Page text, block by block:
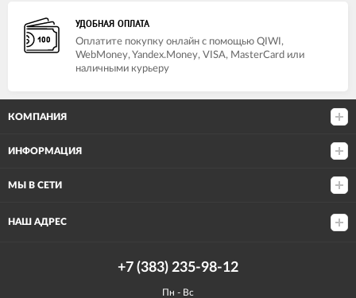
УДОБНАЯ ОПЛАТА
Оплатите покупку онлайн с помощью QIWI,
WebMoney, Yandex.Money, VISA, MasterCard или
наличными курьеру
КОМПАНИЯ
ИНФОРМАЦИЯ
МЫ В СЕТИ
НАШ АДРЕС
+7 (383) 235-98-12
Пн - Вс